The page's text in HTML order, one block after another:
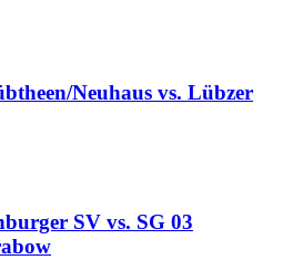
Neuhaus vs. Lübzer
SV vs. SG 03